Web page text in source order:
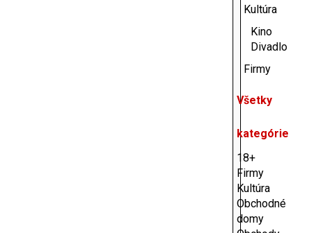
Kultúra
Kino
Divadlo
Firmy
Všetky
kategórie
18+
Firmy
Kultúra
Obchodné
domy